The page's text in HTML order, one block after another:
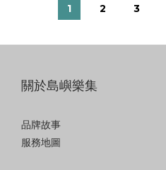
1 2 3
關於島嶼樂集
品牌故事
服務地圖